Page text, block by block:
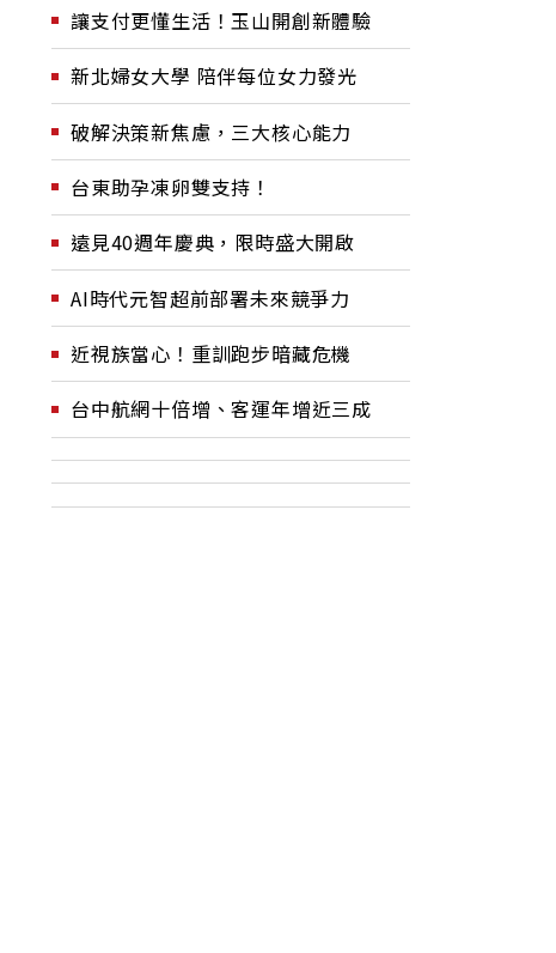
讓支付更懂生活！玉山開創新體驗
新北婦女大學 陪伴每位女力發光
破解決策新焦慮，三大核心能力
台東助孕凍卵雙支持！
遠見40週年慶典，限時盛大開啟
AI時代元智超前部署未來競爭力
近視族當心！重訓跑步暗藏危機
台中航網十倍增、客運年增近三成